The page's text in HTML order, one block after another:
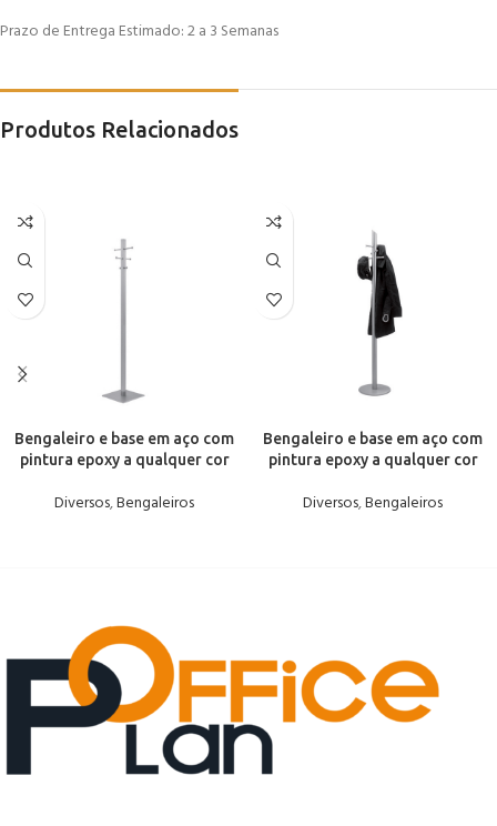
Prazo de Entrega Estimado: 2 a 3 Semanas
Produtos Relacionados
Bengaleiro e base em aço com
pintura epoxy a qualquer cor
Diversos,Bengaleiros
Bengaleiro e base em aço com
pintura epoxy a qualquer cor
Diversos,Bengaleiros